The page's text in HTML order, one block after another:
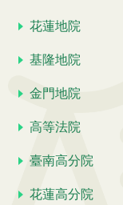
花蓮地院
基隆地院
金門地院
高等法院
臺南高分院
花蓮高分院